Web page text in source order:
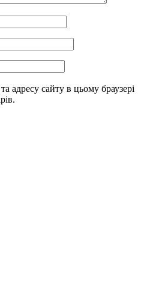
адресу сайту в цьому браузері